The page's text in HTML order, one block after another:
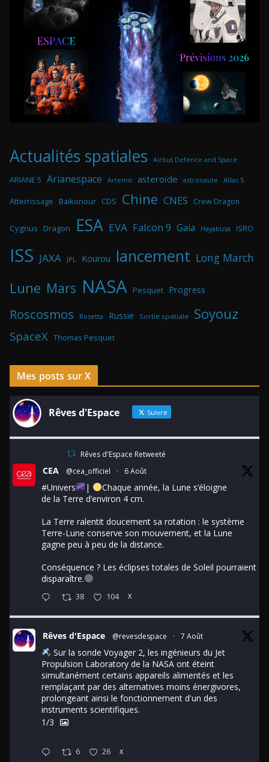
Actualités spatiales Airbus Defence and Space
ARIANE 5 Arianespace Artemis asteroïde astronaute Atlas 5
Atterrissage Baikonour CDS Chine CNES Crew Dragon
Cygnus Dragon ESA EVA Falcon 9 Gaia Hayabusa ISRO
ISS JAXA JPL Kourou lancement Long March
Lune Mars NASA Pesquet Progress
Roscosmos Rosetta Russie Sortie spatiale Soyouz
SpaceX Thomas Pesquet
Mes posts sur X
Rêves d'Espace Suivre
Rêves d'Espace Retweeté
CEA @cea_officiel · 6 Août
#Univers |
Chaque année, la Lune s’éloigne
de la Terre d’environ 4 cm.
La Terre ralentit doucement sa rotation : le système
Terre-Lune conserve son mouvement, et la Lune
gagne peu à peu de la distance.
Conséquence ? Les éclipses totales de Soleil pourraient
disparaître.
38 104 X
Rêves d'Espace @revesdespace · 7 Août
Sur la sonde Voyager 2, les ingénieurs du Jet
Propulsion Laboratory de la NASA ont éteint
simultanément certains appareils alimentés et les
remplaçant par des alternatives moins énergivores,
prolongeant ainsi le fonctionnement d'un des
instruments scientifiques.
1/3
6 26 X